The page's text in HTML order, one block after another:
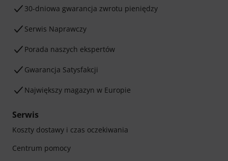
30-dniowa gwarancja zwrotu pieniędzy
Serwis Naprawczy
Porada naszych ekspertów
Gwarancja Satysfakcji
Największy magazyn w Europie
Serwis
Koszty dostawy i czas oczekiwania
Centrum pomocy